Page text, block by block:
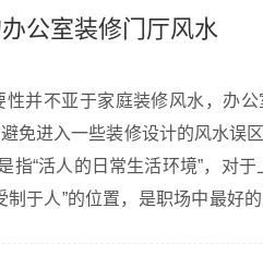
公室装修门厅风水
并不亚于家庭装修风水，办
免进入一些装修设计的风水误
指“活人的日常生活环境”，对
制于人”的位置，是职场中最好